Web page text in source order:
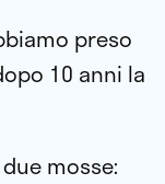
preso
10 anni la
mosse: